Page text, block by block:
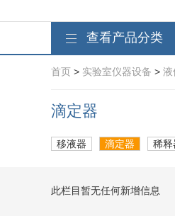
查看产品分类
首页 > 实验室仪器设备 > 液
滴定器
移液器 滴定器 稀释
此栏目暂无任何新增信息